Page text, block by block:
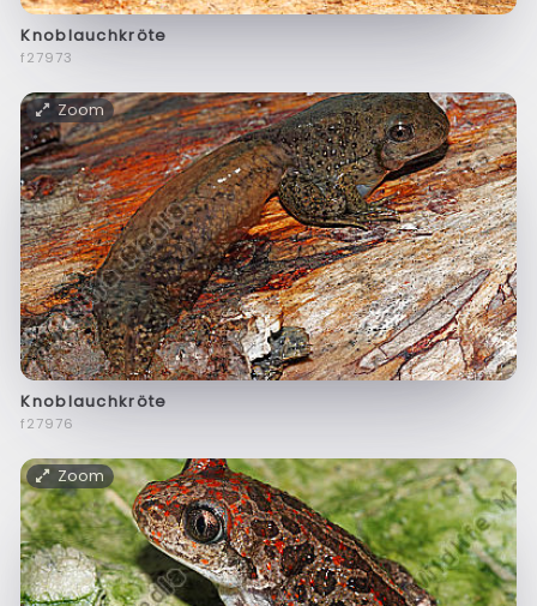
Knoblauchkröte
f27973
Zoom
Knoblauchkröte
f27976
Zoom